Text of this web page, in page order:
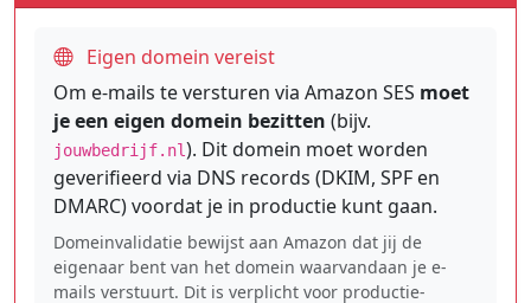
Eigen domein vereist
Om e-mails te versturen via Amazon SES moet
je een eigen domein bezitten (bijv.
jouwbedrijf.nl). Dit domein moet worden
geverifieerd via DNS records (DKIM, SPF en
DMARC) voordat je in productie kunt gaan.
Domeinvalidatie bewijst aan Amazon dat jij de
eigenaar bent van het domein waarvandaan je e-
mails verstuurt. Dit is verplicht voor productie-